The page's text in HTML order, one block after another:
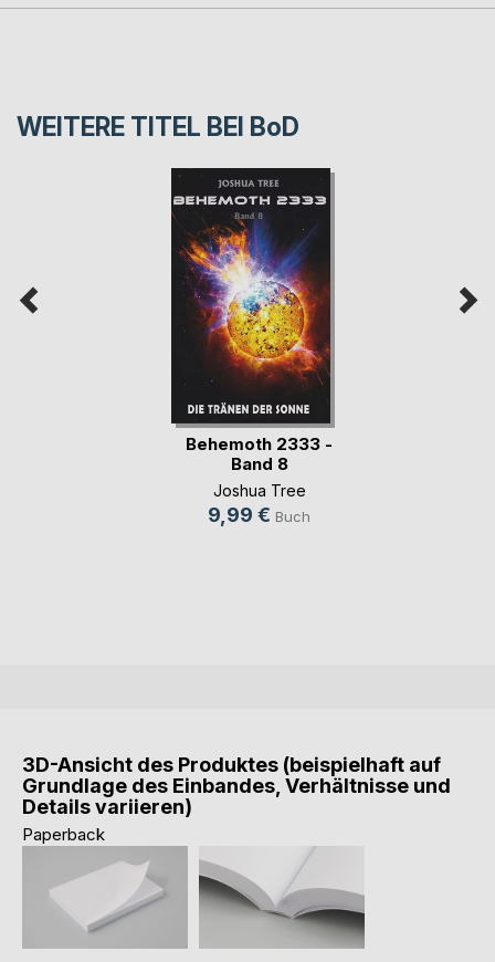
WEITERE TITEL BEI BoD
Behemoth 2333 -
Band 8
Joshua Tree
9,99 € Buch
3D-Ansicht des Produktes (beispielhaft auf
Grundlage des Einbandes, Verhältnisse und
Details variieren)
Paperback